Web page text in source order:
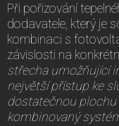
Při pořizování
dodavatele, který je
kombinaci s
závislosti na
střecha umožňující
největší přístup ke
dostatečnou plochu
kombinovaný